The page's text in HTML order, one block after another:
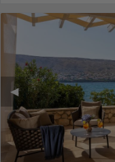
◀︎